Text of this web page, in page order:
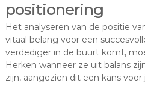
positionering
Het analyseren van de positie
vitaal belang voor een
verdediger in de buurt komt,
Herken wanneer ze uit balans
zijn, aangezien dit een kans